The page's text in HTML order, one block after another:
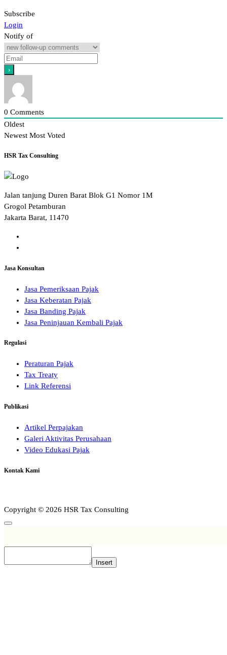
Subscribe
Login
Notify of
0 Comments
Oldest
Newest Most Voted
HSR Tax Consulting
Jalan tanjung Duren Barat Blok G1 Nomor 1M
Grogol Petamburan
Jakarta Barat, 11470
Jasa Konsultan
Jasa Pemeriksaan Pajak
Jasa Keberatan Pajak
Jasa Banding Pajak
Jasa Peninjauan Kembali Pajak
Regulasi
Peraturan Pajak
Tax Treaty
Link Referensi
Publikasi
Artikel Perpajakan
Galeri Aktivitas Perusahaan
Video Edukasi Pajak
Kontak Kami
Copyright © 2026 HSR Tax Consulting
Insert